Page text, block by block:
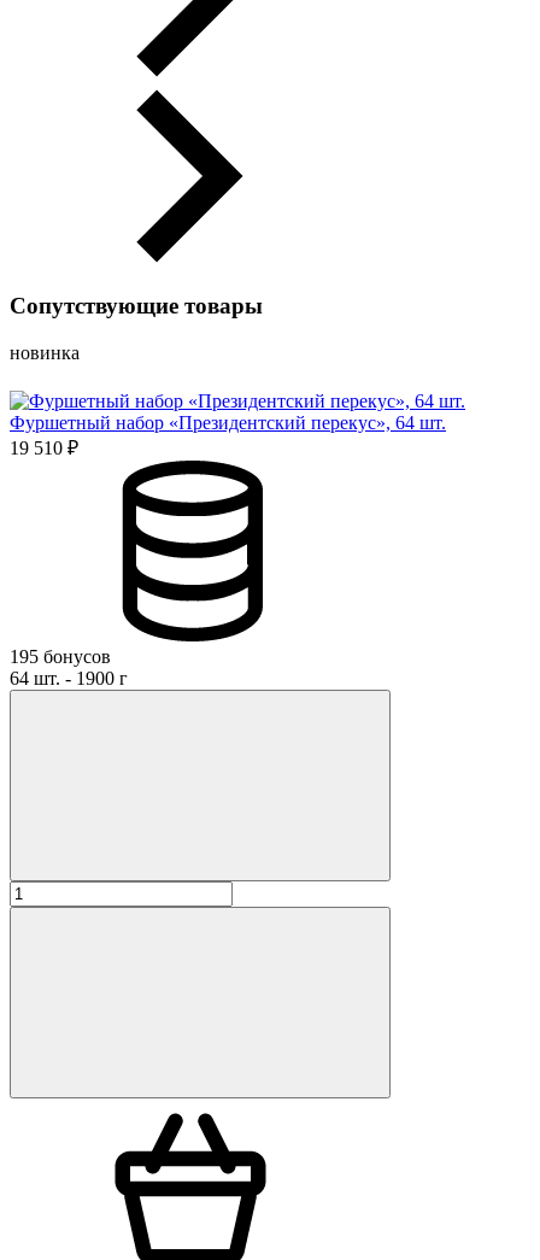
Сопутствующие товары
новинка
Фуршетный набор «Президентский перекус», 64 шт.
19 510 ₽
195 бонусов
64 шт. - 1900 г